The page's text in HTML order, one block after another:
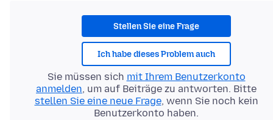
Stellen Sie eine Frage
Ich habe dieses Problem auch
Sie müssen sich mit Ihrem Benutzerkonto
anmelden, um auf Beiträge zu antworten. Bitte
stellen Sie eine neue Frage, wenn Sie noch kein
Benutzerkonto haben.